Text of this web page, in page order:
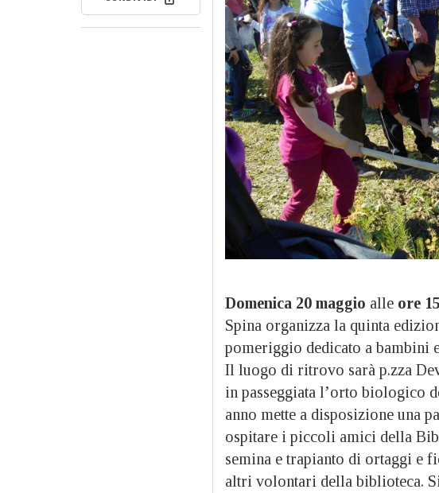
Domenica 20 maggio alle ore
Spina organizza la quinta
pomeriggio dedicato a bambini
Il luogo di ritrovo sarà p.zza
in passeggiata l’orto biologico
anno mette a disposizione una
ospitare i piccoli amici della
semina e trapianto di ortaggi e
altri volontari della biblioteca.